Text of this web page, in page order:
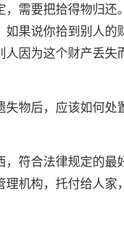
，需要把拾得物归
如果说你拾到别人
因为这个财产丢失
物后，应该如何处
，符合法律规定的
理机构，托付给人